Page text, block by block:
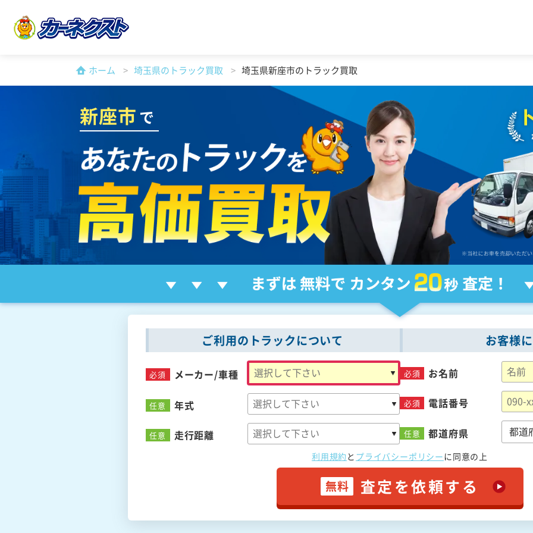
ホーム 埼玉県のトラック買取 埼玉県新座市のトラック買取
新座市で
ご利用のトラックについて
必須 メーカー/車種
任意 年式
任意 走行距離
お客様
必須 お名前
必須 電話番号
任意 都道府県
利用規約 と プライバシーポリシーに同意の上
無料 査定を依頼する